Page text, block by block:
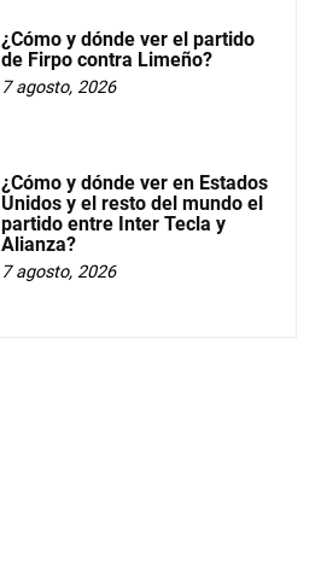
¿Cómo y dónde ver el partido
de Firpo contra Limeño?
7 agosto, 2026
¿Cómo y dónde ver en Estados
Unidos y el resto del mundo el
partido entre Inter Tecla y
Alianza?
7 agosto, 2026